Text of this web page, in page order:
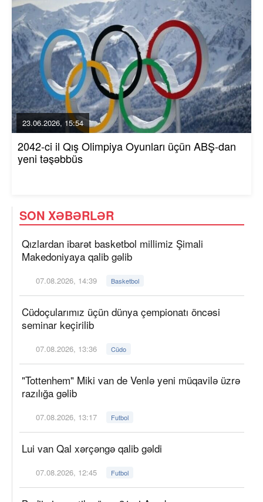
23.06.2026, 15:54
2042-ci il Qış Olimpiya Oyunları üçün ABŞ-dan
yeni təşəbbüs
SON XƏBƏRLƏR
Qızlardan ibarət basketbol millimiz Şimali
Makedoniyaya qalib gəlib
07.08.2026, 14:39 Basketbol
Cüdoçularımız üçün dünya çempionatı öncəsi
seminar keçirilib
07.08.2026, 13:36 Cüdo
"Tottenhem" Miki van de Venlə yeni müqavilə üzrə
razılığa gəlib
07.08.2026, 13:17 Futbol
Lui van Qal xərçəngə qalib gəldi
07.08.2026, 12:45 Futbol